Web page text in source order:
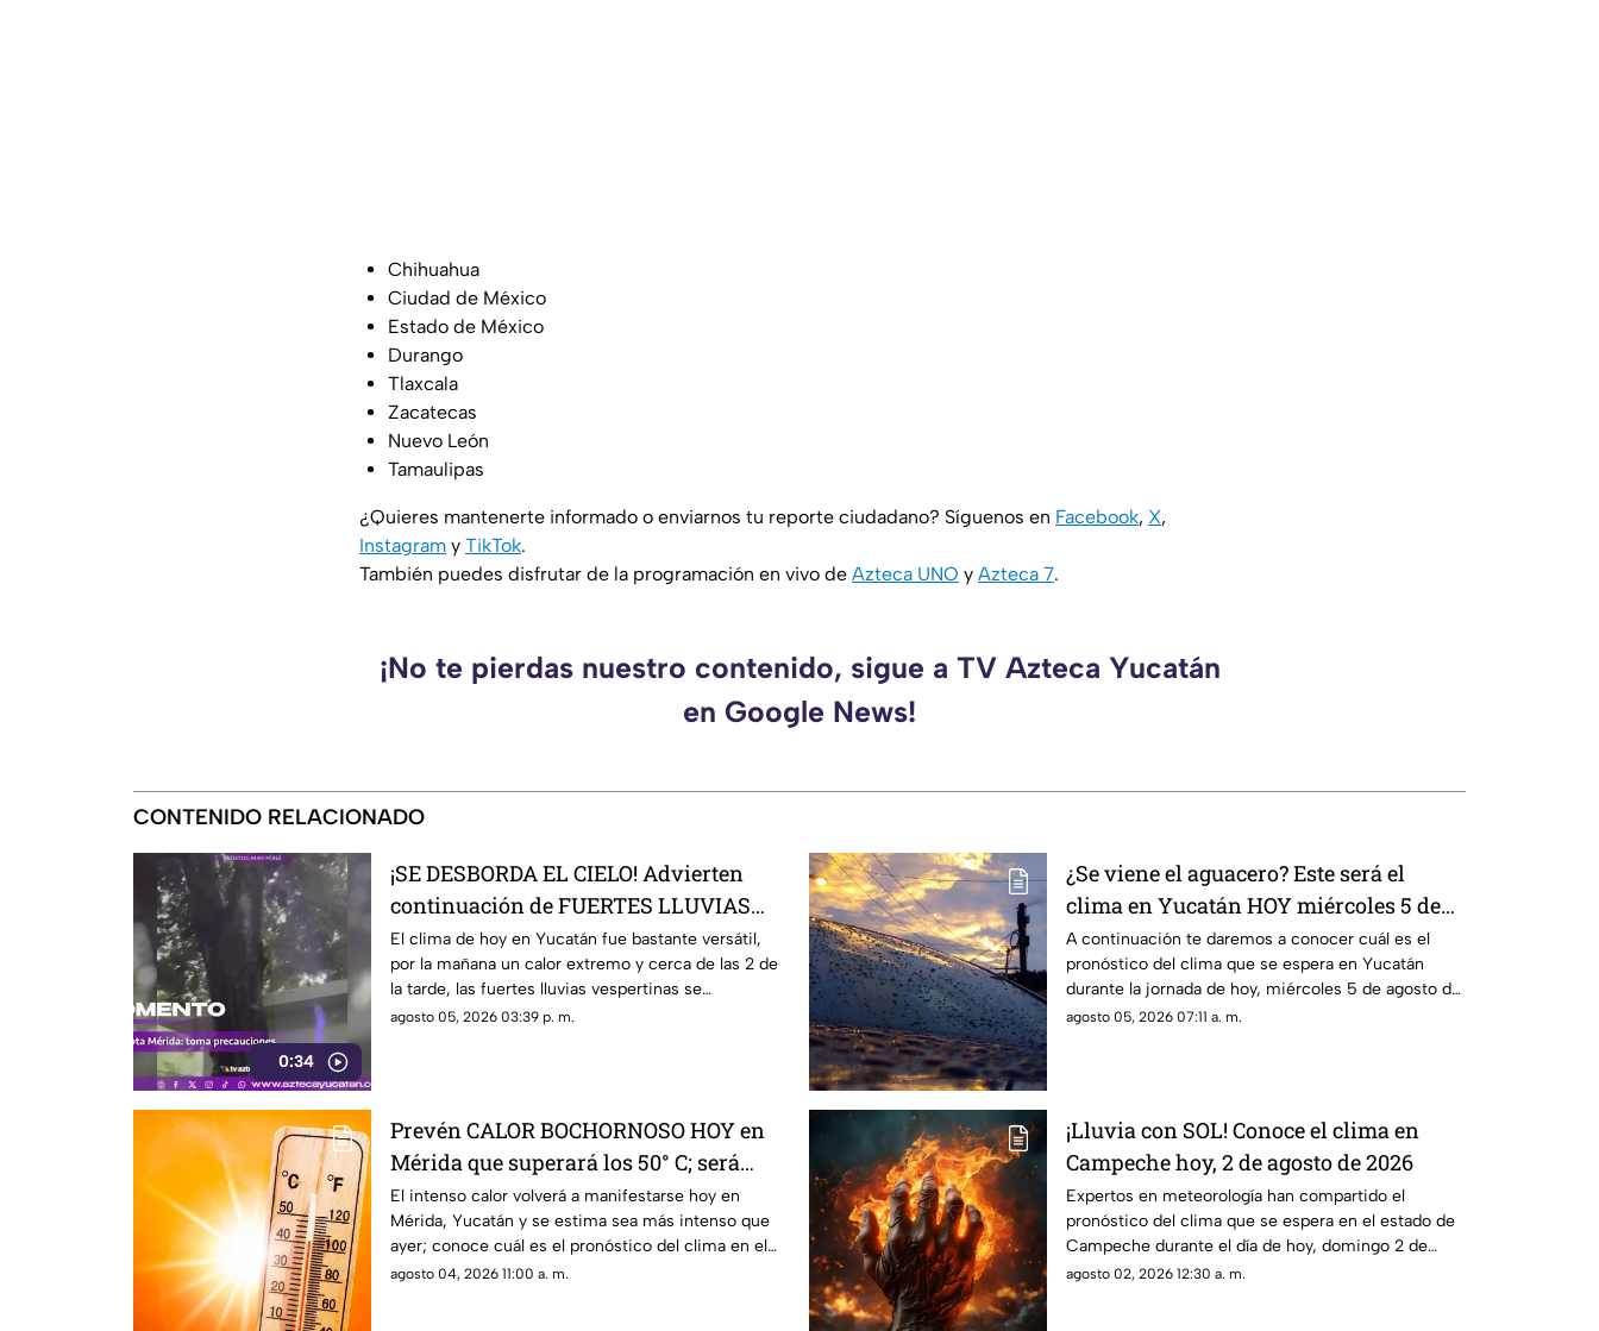
Chihuahua
Ciudad de México
Estado de México
Durango
Tlaxcala
Zacatecas
Nuevo León
Tamaulipas
¿Quieres mantenerte informado o enviarnos tu reporte ciudadano? Síguenos en Facebook, X,
Instagram y TikTok.
También puedes disfrutar de la programación en vivo de Azteca UNO y Azteca 7.
¡No te pierdas nuestro contenido, sigue a TV Azteca Yucatán
en Google News!
CONTENIDO RELACIONADO
0:34
¡SE DESBORDA EL CIELO! Advierten
continuación de FUERTES LLUVIAS
HOY en Yucatán
El clima de hoy en Yucatán fue bastante versátil,
por la mañana un calor extremo y cerca de las 2 de
la tarde, las fuertes lluvias vespertinas se
manifestaron.
agosto 05, 2026 03:39 p. m.
¿Se viene el aguacero? Este será el
clima en Yucatán HOY miércoles 5 de
agosto de 2026
A continuación te daremos a conocer cuál es el
pronóstico del clima que se espera en Yucatán
durante la jornada de hoy, miércoles 5 de agosto de
2026.
agosto 05, 2026 07:11 a. m.
Prevén CALOR BOCHORNOSO HOY en
Mérida que superará los 50° C; será
MÁS INTENSO que ayer
El intenso calor volverá a manifestarse hoy en
Mérida, Yucatán y se estima sea más intenso que
ayer; conoce cuál es el pronóstico del clima en el
Estado.
agosto 04, 2026 11:00 a. m.
¡Lluvia con SOL! Conoce el clima en
Campeche hoy, 2 de agosto de 2026
Expertos en meteorología han compartido el
pronóstico del clima que se espera en el estado de
Campeche durante el día de hoy, domingo 2 de
agosto de 2026.
agosto 02, 2026 12:30 a. m.